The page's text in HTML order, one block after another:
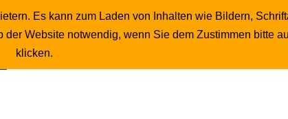
Startseite Publikumsfotos Unser
Es kann zum Laden von Inhalten wie Bildern,
Website notwendig, wenn Sie dem Zustimmen bitte
klicken.